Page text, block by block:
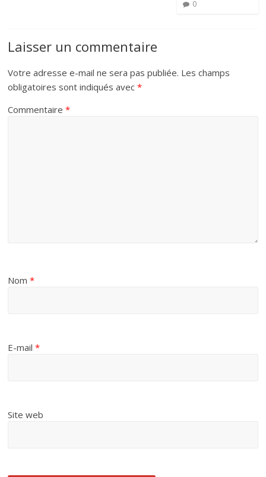
0
Laisser un commentaire
Votre adresse e-mail ne sera pas publiée. Les champs
obligatoires sont indiqués avec*
Commentaire*
Nom*
E-mail*
Site web